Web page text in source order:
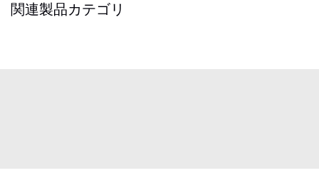
関連製品カテゴリ